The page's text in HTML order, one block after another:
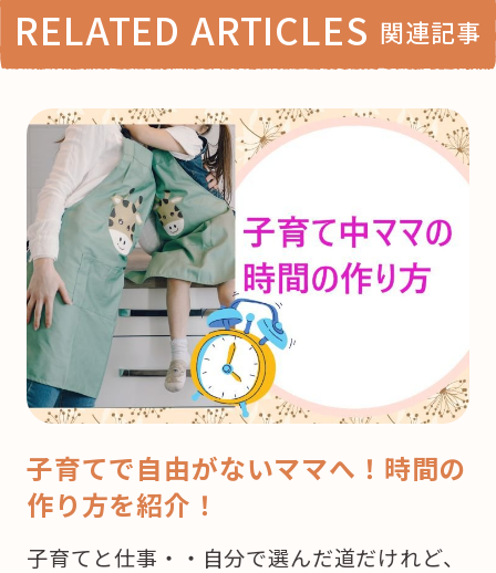
RELATED ARTICLES 関連記事
子育てで自由がないママへ！時間の
作り方を紹介！
子育てと仕事・・自分で選んだ道だけれど、